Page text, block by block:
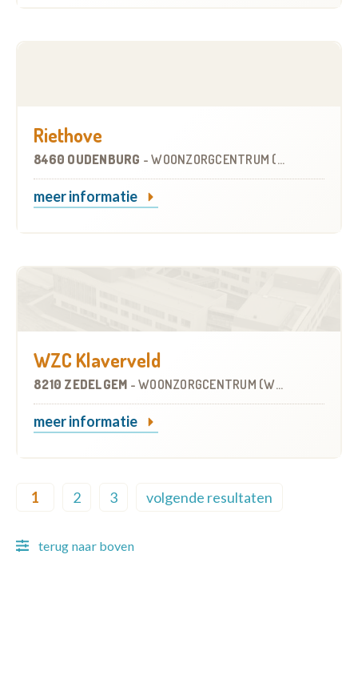
Riethove
8460 OUDENBURG -WOONZORGCENTRUM (WZC)
meer informatie
WZC Klaverveld
8210 ZEDELGEM - WOONZORGCENTRUM (WZC)
meer informatie
1 2 3 volgende resultaten
terug naar boven